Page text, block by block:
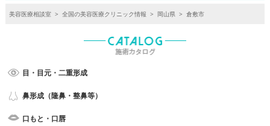
美容医療相談室 > 全国の美容医療クリニック情報 > 岡山県 > 倉敷市
目・目元・二重形成
鼻形成（隆鼻・整鼻等）
口もと・口唇